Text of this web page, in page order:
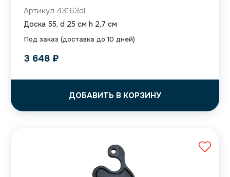
Под заказ (доставка до 10 дней)
Артикул 43163dl
Доска 55, d 25 см h 2,7 см
3 648 ₽
ДОБАВИТЬ В КОРЗИНУ